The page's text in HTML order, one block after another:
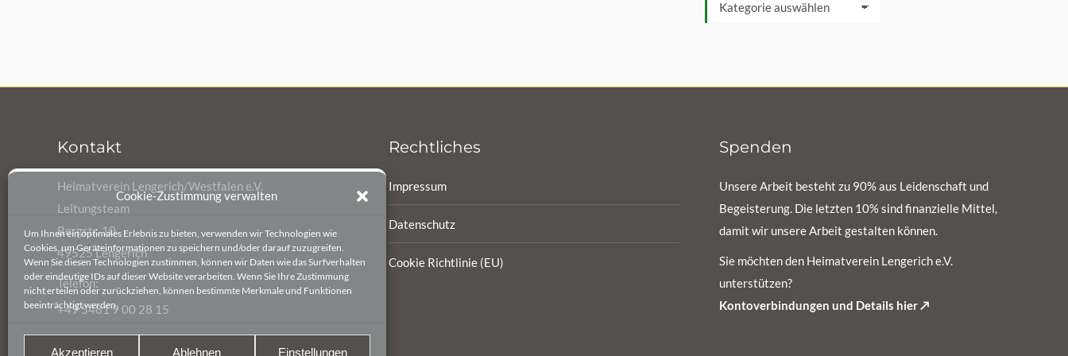
Cookie-Zustimmung verwalten
Um Ihnen ein optimales Erlebnis zu bieten, verwenden wir Technologien wie
Cookies, um Geräteinformationen zu speichern und/oder darauf zuzugreifen.
Wenn Sie diesen Technologien zustimmen, können wir Daten wie das Surfverhalten
oder eindeutige IDs auf dieser Website verarbeiten. Wenn Sie Ihre Zustimmung
nicht erteilen oder zurückziehen, können bestimmte Merkmale und Funktionen
beeinträchtigt werden.
Akzeptieren Ablehnen Einstellungen
Kontakt
Heimatverein Lengerich/Westfalen e.V.
Leitungsteam
Bergstr. 10
49525 Lengerich
Telefon:
+49 5481 9 00 28 15
Rechtliches
Impressum
Datenschutz
Cookie Richtlinie (EU)
Spenden
Unsere Arbeit besteht zu 90% aus Leidenschaft und
Begeisterung. Die letzten 10% sind finanzielle Mittel,
damit wir unsere Arbeit gestalten können.
Sie möchten den Heimatverein Lengerich e.V.
unterstützen?
Kontoverbindungen und Details hier ↗